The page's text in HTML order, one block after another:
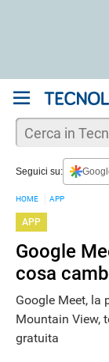
Seguici su:
HOME APP
APP
Google
cosa
Google Meet, la
Mountain View,
gratuita